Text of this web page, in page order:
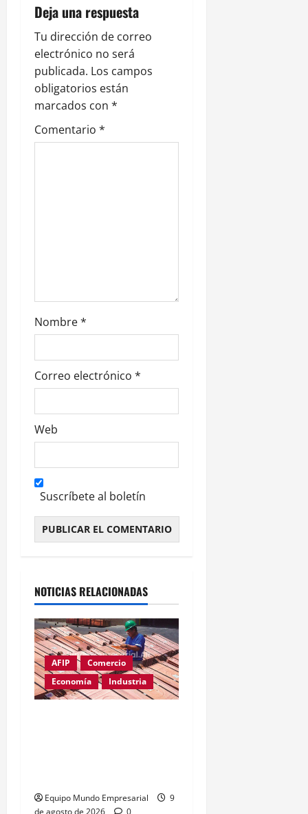
ó
n
d
e
e
a
s
Deja una respuesta
Tu dirección de correo
electrónico no será
publicada. Los campos
obligatorios están
marcados con *
Comentario *
Nombre*
Correo electrónico *
Web
Suscríbete al boletín
NOTICIAS RELACIONADAS
AFIP
Comercio
Economía
Industria
Equipo Mundo Empresarial
9
de agosto de 2026
0